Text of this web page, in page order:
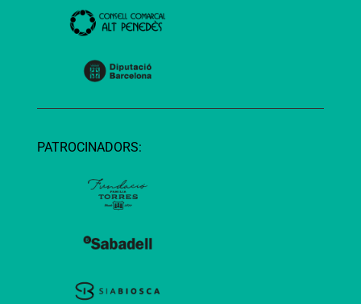
PATROCINADORS: